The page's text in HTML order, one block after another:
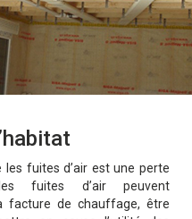
les fuites d’air est une perte
fuites d’air peuvent
facture de chauffage, être